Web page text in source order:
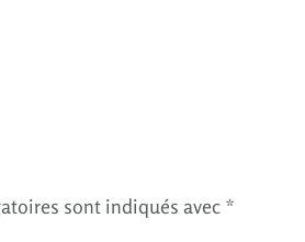
sont indiqués avec *